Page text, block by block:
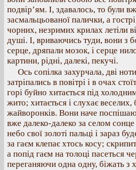
подвір’ям. І, здавалось, то були
засмальцьованої палички, а
чорних, незримих крилах летіли
душі. І, вриваючись туди, вони з
серце, дряпали мозок, і серце
картини, рідні, далекі, пекучі.
Ось сопілка захурчала, дві
затріпались в повітрі і в очах
горі буйно хитається під
жито; хитається і слухає веселих,
жайворонків. Вони наче
вже далеко-далеко за селом
небо свої золоті пальці і зараз
за гаєм клепає хтось косу;
а попід гаєм на толоці пасеться
переганяючи одна одну, біжать з